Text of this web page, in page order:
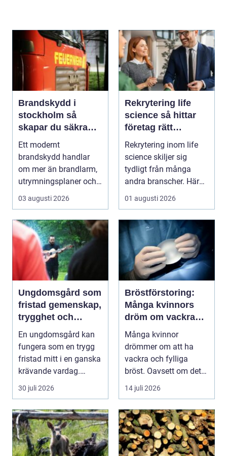
Brandskydd i
stockholm så
skapar du säkra
byggnader på
riktigt
Ett modernt
brandskydd handlar
om mer än brandlarm,
utrymningsplaner och
röda brandsläckare på
03 augusti 2026
Rekrytering life
science så hittar
företag rätt
kompetens när
kraven är som
högst
Rekrytering inom life
science skiljer sig
tydligt från många
andra branscher. Här
påverkar varje bes...
01 augusti 2026
Ungdomsgård som
fristad gemenskap,
trygghet och
växande
En ungdomsgård kan
fungera som en trygg
fristad mitt i en ganska
krävande vardag.
Skola, sociala med...
30 juli 2026
Bröstförstoring:
Många kvinnors
dröm om vackra
bröst
Många kvinnor
drömmer om att ha
vackra och fylliga
bröst. Oavsett om det
är f&o...
14 juli 2026